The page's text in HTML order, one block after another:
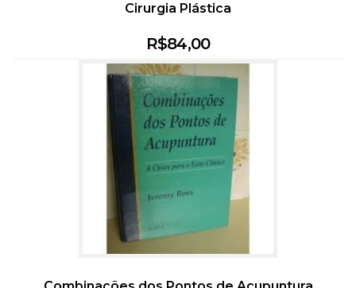
Cirurgia Plástica
R$84,00